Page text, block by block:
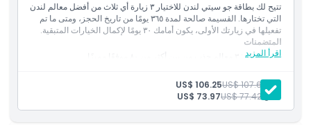
سياسة الأطفال والبالغين
الاستثناءات
ما يجب معرفته
تتيح لك بطاقة جو سيتي لندن للاختيار ٣ زيارة أي ثلاث من أفضل معالم لندن
التي تختارها. القسيمة صالحة لمدة ٣٦٥ يومًا من تاريخ الحجز، ومتى ما تم
تفعيلها في زيارتك الأولى، يكون أمامك ٣٠ يومًا لإكمال الخيارات المتبقية.
اقرأ المزيد
المتضمنات
الدخول إلى: ٣ معالم جذب من بين أكثر من ٨٠ موقعًا مميزًا
بالغ: US$ 107.60
US$ 106.25
طفل: US$ 77.42
US$ 73.97